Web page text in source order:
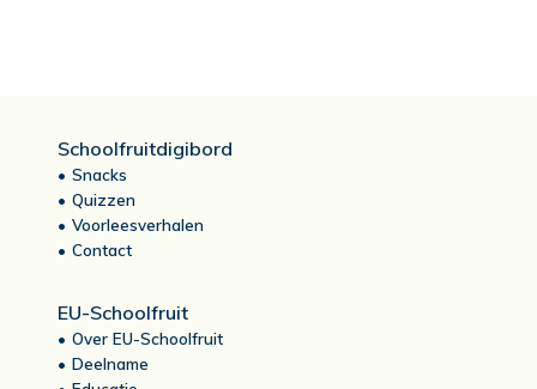
Schoolfruitdigibord
Snacks
Quizzen
Voorleesverhalen
Contact
EU-Schoolfruit
Over EU-Schoolfruit
Deelname